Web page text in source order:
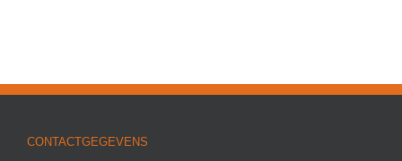
CONTACTGEGEVENS